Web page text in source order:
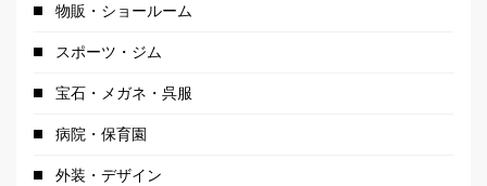
物販・ショールーム
スポーツ・ジム
宝石・メガネ・呉服
病院・保育園
外装・デザイン